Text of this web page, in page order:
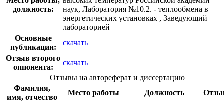
должность:
наук, Лаборатория №10.2. - теплообмена в
энергетических установках , Заведующий
лабораторией
Основные
публикации:
скачать
Отзыв второго
оппонента:
скачать
Отзывы на автореферат и диссертацию
Фамилия,
имя, отчество
Место работы Должность